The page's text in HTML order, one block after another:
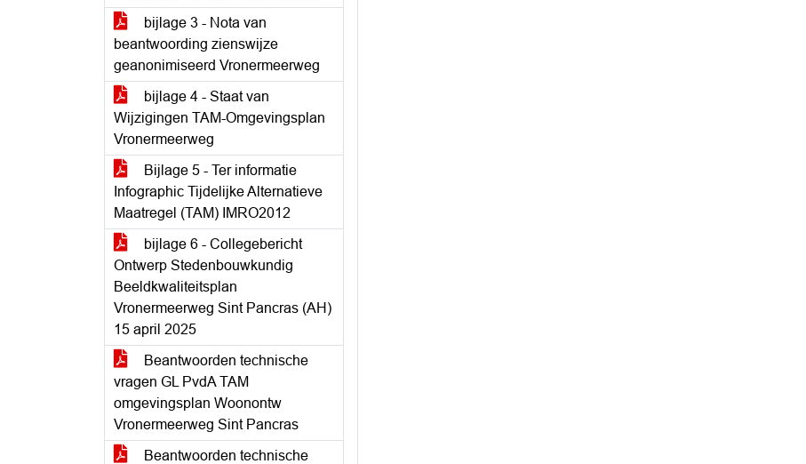
bijlage 3 - Nota van
beantwoording zienswijze
geanonimiseerd Vronermeerweg
bijlage 4 - Staat van
Wijzigingen TAM-Omgevingsplan
Vronermeerweg
Bijlage 5 - Ter informatie
Infographic Tijdelijke Alternatieve
Maatregel (TAM) IMRO2012
bijlage 6 - Collegebericht
Ontwerp Stedenbouwkundig
Beeldkwaliteitsplan
Vronermeerweg Sint Pancras (AH)
15 april 2025
Beantwoorden technische
vragen GL PvdA TAM
omgevingsplan Woonontw
Vronermeerweg Sint Pancras
Beantwoorden technische